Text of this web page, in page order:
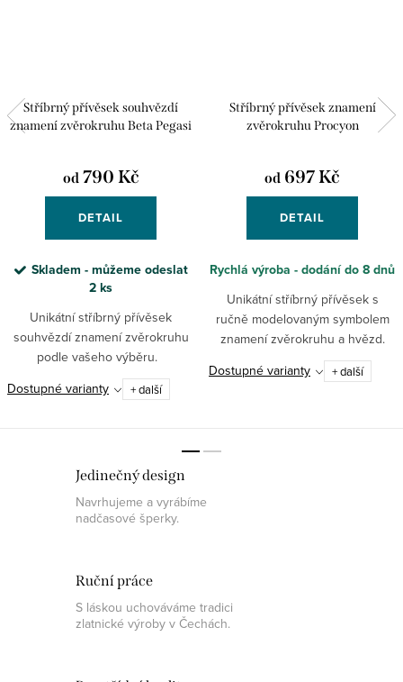
Stříbrný přívěsek souhvězdí
znamení zvěrokruhu Beta Pegasi
od790 Kč
DETAIL
Skladem - můžeme odeslat
2 ks
Unikátní stříbrný přívěsek
souhvězdí znamení zvěrokruhu
podle vašeho výběru.
Dostupné varianty
+ další
Stříbrný přívěsek znamení
zvěrokruhu Procyon
od 697 Kč
DETAIL
Rychlá výroba - dodání do 8 dnů
Unikátní stříbrný přívěsek s
ručně modelovaným symbolem
znamení zvěrokruhu a hvězd.
Vyberte si své jedinečné
znamení!
Dostupné varianty + další
Jedinečný design
Navrhujeme a vyrábíme
nadčasové šperky.
Ruční práce
S láskou uchováváme tradici
zlatnické výroby v Čechách.